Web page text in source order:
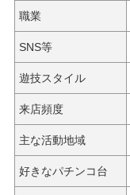
職業
SNS等
遊技スタイル
来店頻度
主な活動地域
好きなパチンコ台